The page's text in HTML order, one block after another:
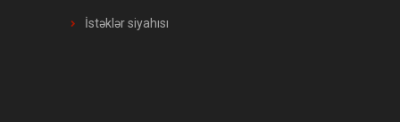
İstəklər siyahısı